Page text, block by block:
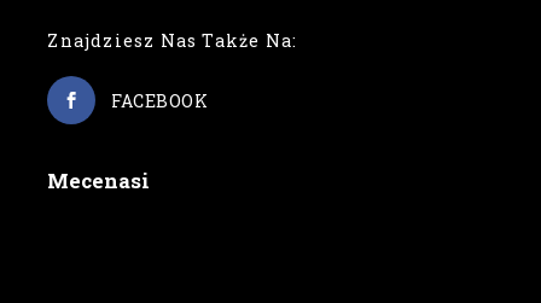
Znajdziesz Nas Także Na:
FACEBOOK
Mecenasi